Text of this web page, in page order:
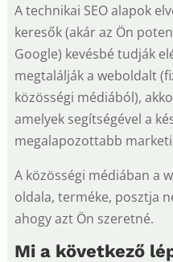
A technikai SEO alapok
keresők (akár az Ön
Google) kevésbé tudják
megtalálják a weboldalt
közösségi médiából),
amelyek segítségével a
megalapozottabb
A közösségi médiában a
oldala, terméke, posztja
ahogy azt Ön szeretné.
Mi a következő